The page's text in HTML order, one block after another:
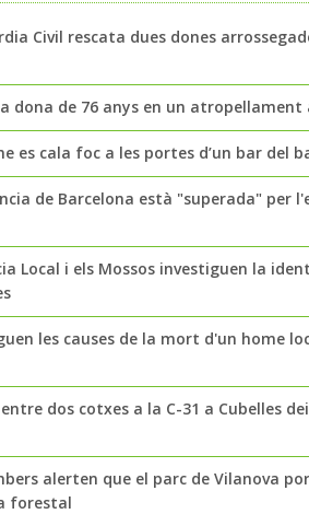
Civil rescata dues dones
dona de 76 anys en un
es cala foc a les portes d’un bar del
de Barcelona està "superada" per
Local i els Mossos investiguen la
les causes de la mort d'un home
dos cotxes a la C-31 a Cubelles
alerten que el parc de Vilanova
forestal